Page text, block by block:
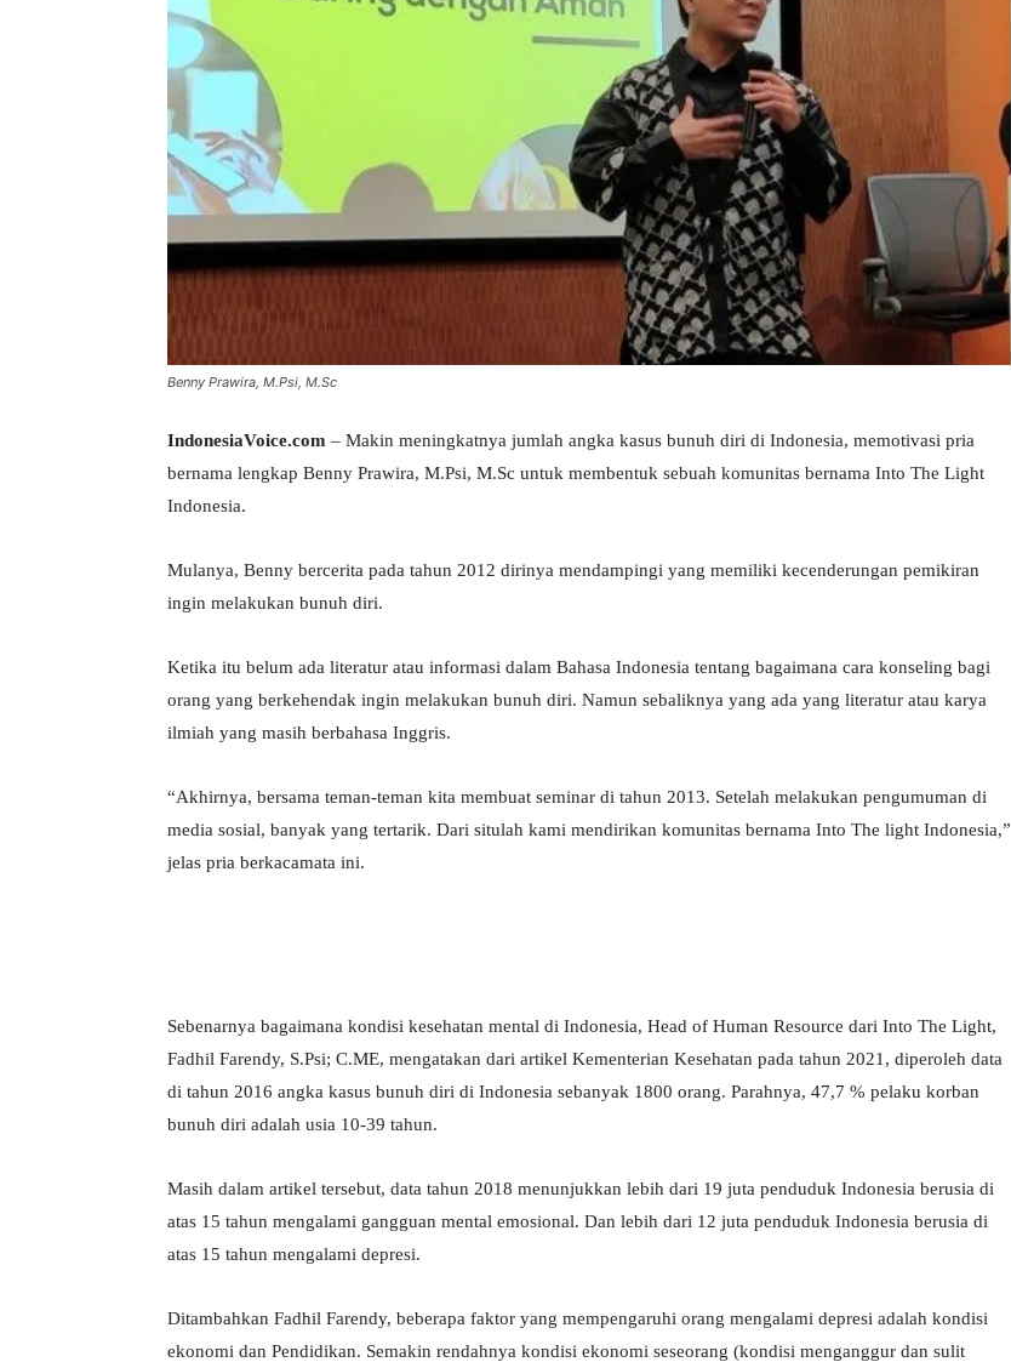
Benny Prawira, M.Psi, M.Sc
IndonesiaVoice.com – Makin meningkatnya jumlah angka kasus bunuh diri di Indonesia, memotivasi pria
bernama lengkap Benny Prawira, M.Psi, M.Sc untuk membentuk sebuah komunitas bernama Into The Light
Indonesia.
Mulanya, Benny bercerita pada tahun 2012 dirinya mendampingi yang memiliki kecenderungan pemikiran
ingin melakukan bunuh diri.
Ketika itu belum ada literatur atau informasi dalam Bahasa Indonesia tentang bagaimana cara konseling bagi
orang yang berkehendak ingin melakukan bunuh diri. Namun sebaliknya yang ada yang literatur atau karya
ilmiah yang masih berbahasa Inggris.
“Akhirnya, bersama teman-teman kita membuat seminar di tahun 2013. Setelah melakukan pengumuman di
media sosial, banyak yang tertarik. Dari situlah kami mendirikan komunitas bernama Into The light Indonesia,”
jelas pria berkacamata ini.
Sebenarnya bagaimana kondisi kesehatan mental di Indonesia, Head of Human Resource dari Into The Light,
Fadhil Farendy, S.Psi; C.ME, mengatakan dari artikel Kementerian Kesehatan pada tahun 2021, diperoleh data
di tahun 2016 angka kasus bunuh diri di Indonesia sebanyak 1800 orang. Parahnya, 47,7 % pelaku korban
bunuh diri adalah usia 10-39 tahun.
Masih dalam artikel tersebut, data tahun 2018 menunjukkan lebih dari 19 juta penduduk Indonesia berusia di
atas 15 tahun mengalami gangguan mental emosional. Dan lebih dari 12 juta penduduk Indonesia berusia di
atas 15 tahun mengalami depresi.
Ditambahkan Fadhil Farendy, beberapa faktor yang mempengaruhi orang mengalami depresi adalah kondisi
ekonomi dan Pendidikan. Semakin rendahnya kondisi ekonomi seseorang (kondisi menganggur dan sulit